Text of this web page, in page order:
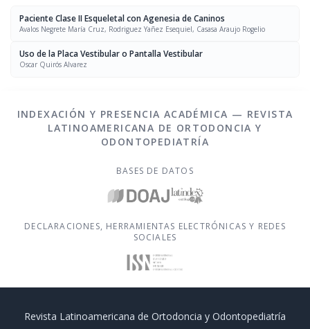
Paciente Clase II Esqueletal con Agenesia de Caninos
Avalos Negrete María Cruz, Rodriguez Yañez Esequiel, Casasa Araujo Rogelio
Uso de la Placa Vestibular o Pantalla Vestibular
Oscar Quirós Alvarez
INDEXACIÓN Y PRESENCIA ACADÉMICA — REVISTA
LATINOAMERICANA DE ORTODONCIA Y
ODONTOPEDIATRÍA
BASES DE DATOS
DECLARACIONES, HERRAMIENTAS ELECTRÓNICAS Y REDES
SOCIALES
Revista Latinoamericana de Ortodoncia y Odontopediatría